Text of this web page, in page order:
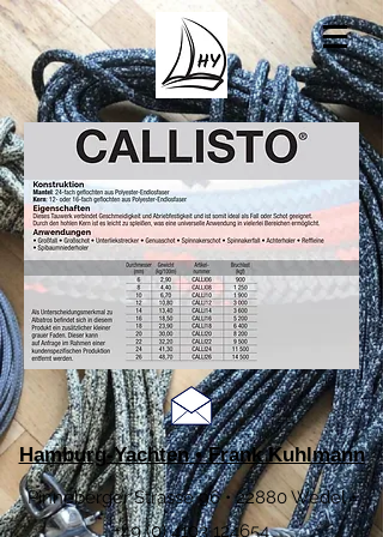
Hamburg-Yachten • Frank Kuhlmann
Pinneberger Strasse 96 • 22880 Wedel •
+49 (0) 4103 124654